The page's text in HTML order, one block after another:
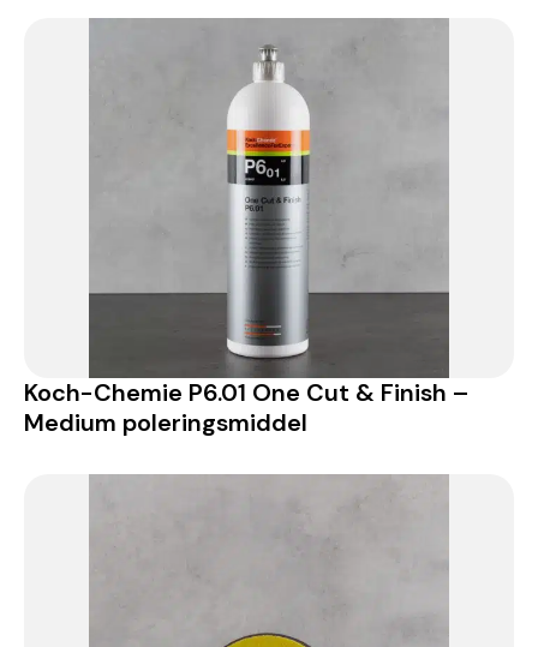
Koch-Chemie P6.01 One Cut & Finish –
Medium poleringsmiddel